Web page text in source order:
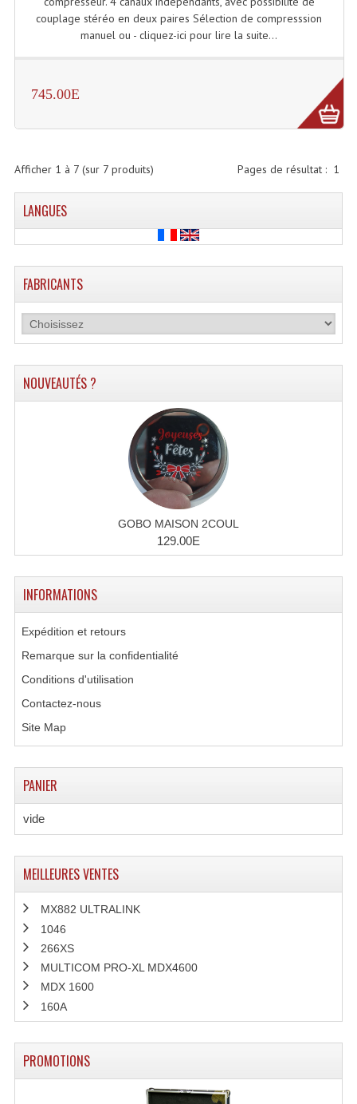
Dispatches
Guirlandes Lumineuse
Lampes Ampoules
Ampoules - Tubes Lumière Noire Black Gun
Lampes PAR
Lampes Théatre
Les Packs Light
Lumières Noire
Lyres
Projecteur De Gobo
Projecteur Extérieur Multifaisceaux
Projecteurs À Leds D'extérieurs
Projecteurs Plafonniers Et Encastrés
Projecteurs Théâtre Led
Projecteurs Par : 16 À 64 Et Autres
Projecteurs Poursuite
couplage stéréo en deux paires Sélection de compresssion
manuel ou - cliquez-ici pour lire la suite...
745.00E
Pages de résultat : 1
Afficher 1 à 7(sur 7produits)
LANGUES
FABRICANTS
NOUVEAUTÉS ?
GOBO MAISON 2COUL
129.00E
INFORMATIONS
Expédition et retours
Remarque sur la confidentialité
Conditions d'utilisation
Contactez-nous
Site Map
PANIER
vide
MEILLEURES VENTES
MX882 ULTRALINK
1046
266XS
MULTICOM PRO-XL MDX4600
MDX 1600
160A
PROMOTIONS